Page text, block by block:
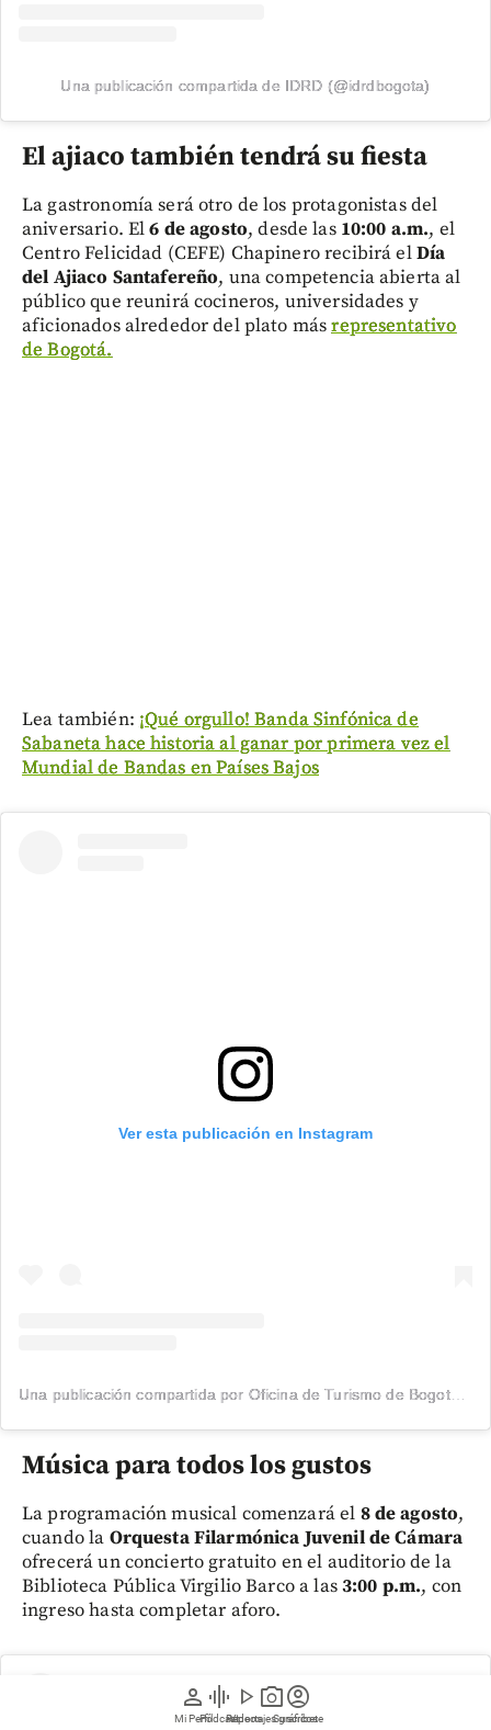
person
Mi Perfil
graphic_eq
Pódcast
play_arrow
Videos
photo_camera
Reportajes gráficos
account_circle
Suscríbete
Una publicación compartida de IDRD (@idrdbogota)
El ajiaco también tendrá su fiesta
La gastronomía será otro de los protagonistas del
aniversario. El6 de agosto, desde las 10:00 a.m., el
Centro Felicidad (CEFE) Chapinero recibirá elDía
del Ajiaco Santafereño, una competencia abierta al
público que reunirá cocineros, universidades y
aficionados alrededor del plato másrepresentativo
de Bogotá.
Lea también: ¡Qué orgullo! Banda Sinfónica de
Sabaneta hace historia al ganar por primera vez el
Mundial de Bandas en Países Bajos
Ver esta publicación en Instagram
Una publicación compartida por Oficina de Turismo de Bogotá (@bogota_turismo)
Música para todos los gustos
La programación musical comenzará el 8 de agosto,
cuando la Orquesta Filarmónica Juvenil de Cámara
ofrecerá un concierto gratuito en el auditorio de la
Biblioteca Pública Virgilio Barco a las3:00 p.m., con
ingreso hasta completar aforo.